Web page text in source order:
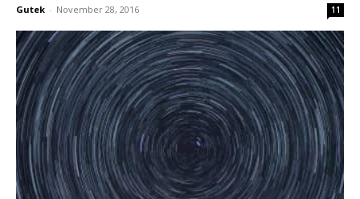
Gutek - November 28, 2016 11